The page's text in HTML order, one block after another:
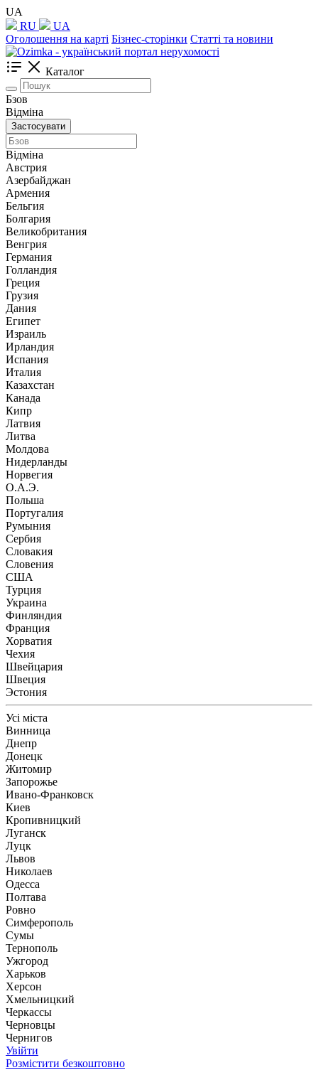
UA
RU
UA
Оголошення на карті Бізнес-сторінки Статті та новини
Каталог
Бзов
Відміна
Застосувати
Відміна
Австрия
Азербайджан
Армения
Бельгия
Болгария
Великобритания
Венгрия
Германия
Голландия
Греция
Грузия
Дания
Египет
Израиль
Ирландия
Испания
Италия
Казахстан
Канада
Кипр
Латвия
Литва
Молдова
Нидерланды
Норвегия
О.А.Э.
Польша
Португалия
Румыния
Сербия
Словакия
Словения
США
Турция
Украина
Финляндия
Франция
Хорватия
Чехия
Швейцария
Швеция
Эстония
Усі міста
Винница
Днепр
Донецк
Житомир
Запорожье
Ивано-Франковск
Киев
Кропивницкий
Луганск
Луцк
Львов
Николаев
Одесса
Полтава
Ровно
Симферополь
Сумы
Тернополь
Ужгород
Харьков
Херсон
Хмельницкий
Черкассы
Чернoвцы
Чернигов
Увійти
Розмістити безкоштовно